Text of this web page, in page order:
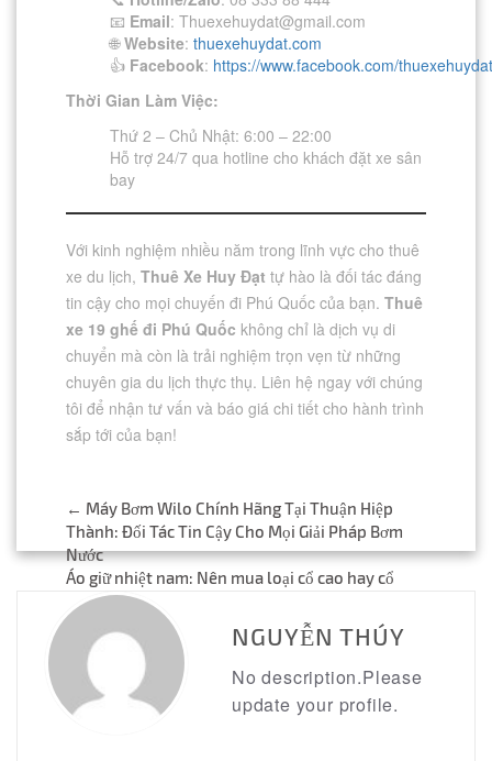
📧 Email: Thuexehuydat@gmail.com
🌐Website: thuexehuydat.com
👍 Facebook: https://www.facebook.com/
Thời Gian Làm Việc:
Thứ 2 – Chủ Nhật: 6:00 – 22:00
Hỗ trợ 24/7 qua hotline cho khách đặt xe sân
bay
Với kinh nghiệm nhiều năm trong lĩnh vực cho thuê
xe du lịch, Thuê Xe Huy Đạt tự hào là đối tác đáng
tin cậy cho mọi chuyến đi Phú Quốc của bạn. Thuê
xe 19 ghế đi Phú Quốc không chỉ là dịch vụ di
chuyển mà còn là trải nghiệm trọn vẹn từ những
chuyên gia du lịch thực thụ. Liên hệ ngay với chúng
tôi để nhận tư vấn và báo giá chi tiết cho hành trình
sắp tới của bạn!
Post
navigation
← Máy Bơm Wilo Chính Hãng Tại Thuận Hiệp
Thành: Đối Tác Tin Cậy Cho Mọi Giải Pháp Bơm
Nước
Áo giữ nhiệt nam: Nên mua loại cổ cao hay cổ
tròn cho phù hợp?
NGUYỄN THÚY
No description.Please
update your profile.